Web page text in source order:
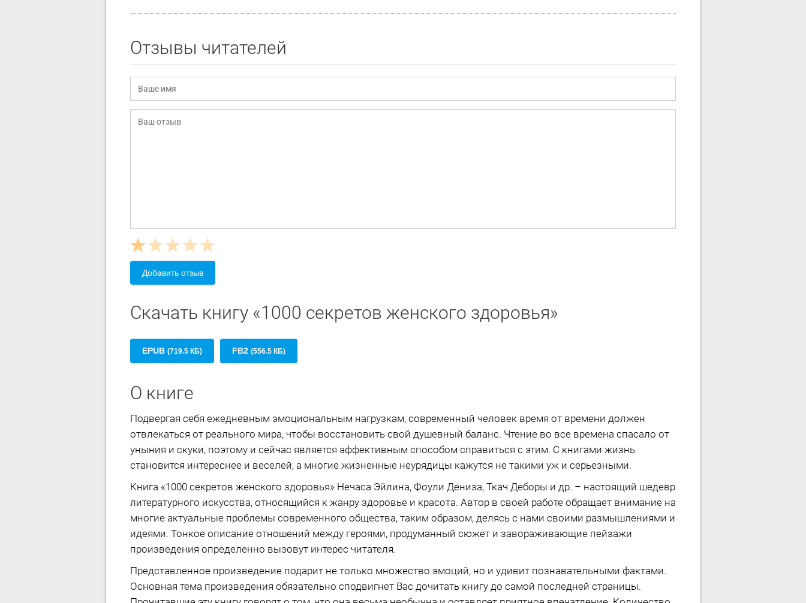
Отзывы читателей
Добавить отзыв
Скачать книгу «1000 секретов женского здоровья»
EPUB (719.5 КБ) FB2 (556.5 КБ)
О книге
Подвергая себя ежедневным эмоциональным нагрузкам, современный человек время от времени должен
отвлекаться от реального мира, чтобы восстановить свой душевный баланс. Чтение во все времена спасало от
уныния и скуки, поэтому и сейчас является эффективным способом справиться с этим. С книгами жизнь
становится интереснее и веселей, а многие жизненные неурядицы кажутся не такими уж и серьезными.
Книга «1000 секретов женского здоровья» Нечаса Эйлина, Фоули Дениза, Ткач Деборы и др. – настоящий шедевр
литературного искусства, относящийся к жанру здоровье и красота. Автор в своей работе обращает внимание на
многие актуальные проблемы современного общества, таким образом, делясь с нами своими размышлениями и
идеями. Тонкое описание отношений между героями, продуманный сюжет и завораживающие пейзажи
произведения определенно вызовут интерес читателя.
Представленное произведение подарит не только множество эмоций, но и удивит познавательными фактами.
Основная тема произведения обязательно сподвигнет Вас дочитать книгу до самой последней страницы.